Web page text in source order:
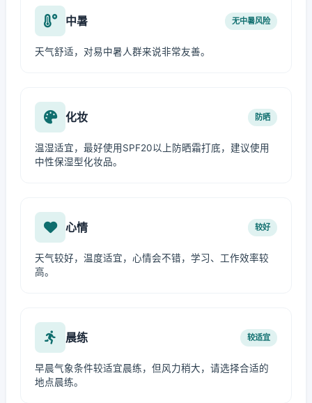
中暑 无中暑风险
天气舒适，对易中暑人群来说非常友善。
化妆 防晒
温湿适宜，最好使用SPF20以上防晒霜打底，建议使用
中性保湿型化妆品。
心情 较好
天气较好，温度适宜，心情会不错，学习、工作效率较
高。
晨练 较适宜
早晨气象条件较适宜晨练，但风力稍大，请选择合适的
地点晨练。